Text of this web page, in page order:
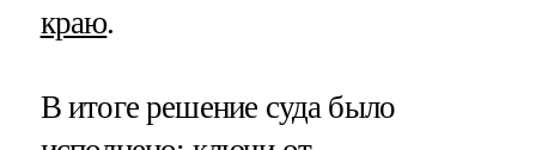
краю.
В итоге решение суда было